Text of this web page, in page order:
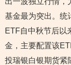
基金最为突出。统
ETF自中秋节后以
金，主要配置该
投瑞银白银期货紧